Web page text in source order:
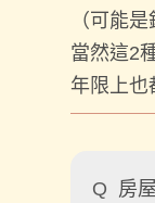
（可能
當然這2
年限上也
Q 房